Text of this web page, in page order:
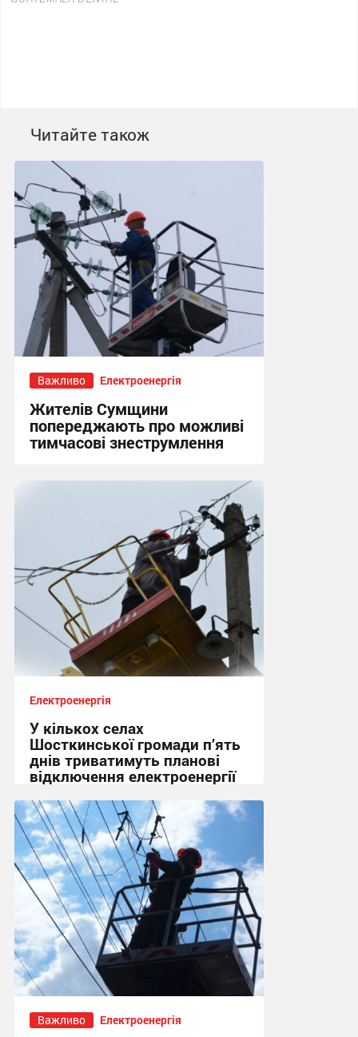
Читайте також
Важливо Електроенергія
Жителів Сумщини
попереджають про можливі
тимчасові знеструмлення
Електроенергія
У кількох селах
Шосткинської громади п’ять
днів триватимуть планові
відключення електроенергії
17:30, 27.07.2026
Важливо Електроенергія